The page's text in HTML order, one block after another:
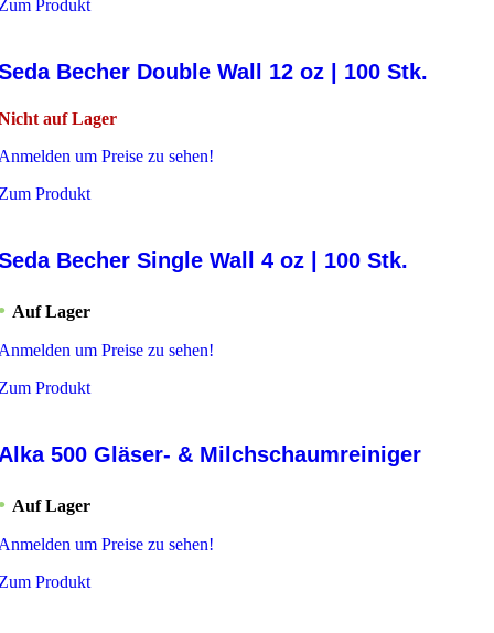
Produkt
Becher Double Wall 12 oz | 100 Stk.
auf Lager
um Preise zu sehen!
Produkt
Becher Single Wall 4 oz | 100 Stk.
Auf Lager
um Preise zu sehen!
Produkt
500 Gläser- & Milchschaumreiniger
Auf Lager
um Preise zu sehen!
Produkt